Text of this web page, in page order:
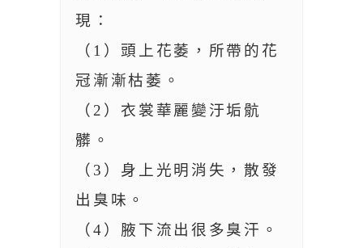
現：
（1）頭上花萎，所帶的花
冠漸漸枯萎。
（2）衣裳華麗變汙垢骯
髒。
（3）身上光明消失，散發
出臭味。
（4）腋下流出很多臭汗。